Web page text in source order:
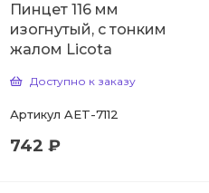
Пинцет 116 мм
изогнутый, c тонким
жалом Licota
Доступно к заказу
Артикул AET-7112
742 ₽